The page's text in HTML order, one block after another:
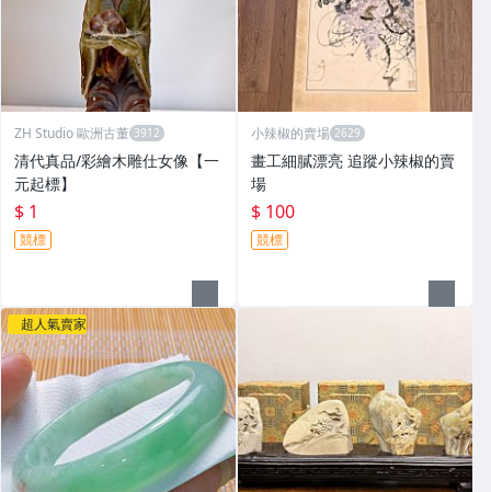
ZH Studio 歐洲古董
清代真品/彩繪木雕仕女像【一
元起標】
$ 1
競標
小辣椒的賣場
畫工細膩漂亮 追蹤小辣椒的賣
場
$ 100
競標
超人氣賣家